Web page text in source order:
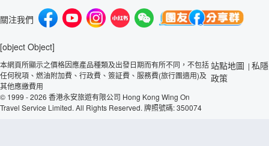
關注我們
[object Object]
本網頁所顯示之價格因應產品種類及出發日期而有所不同，不包括
任何稅項、燃油附加費、行政費、簽証費、服務費(旅行團適用)及
其他應繳費用
© 1999 - 2026 香港永安旅遊有限公司 Hong Kong Wing On
Travel Service Limited. All Rights Reserved. 牌照號碼: 350074
站點地圖 | 私隱
政策